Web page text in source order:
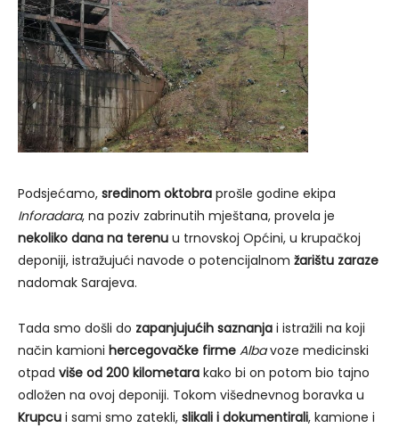
Podsjećamo, sredinom oktobra prošle godine ekipa
Inforadara, na poziv zabrinutih mještana, provela je
nekoliko dana na terenu u trnovskoj Općini, u krupačkoj
deponiji, istražujući navode o potencijalnom žarištu zaraze
nadomak Sarajeva.
Tada smo došli do zapanjujućih saznanja i istražili na koji
način kamioni hercegovačke firme Albavoze medicinski
otpad više od 200 kilometara kako bi on potom bio tajno
odložen na ovoj deponiji. Tokom višednevnog boravka u
Krupcu i sami smo zatekli, slikali i dokumentirali, kamione i